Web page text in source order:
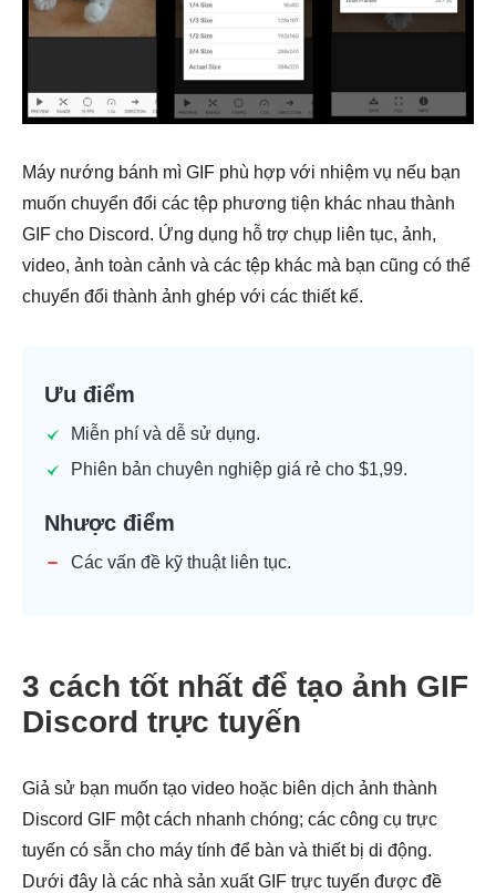
Máy nướng bánh mì GIF phù hợp với nhiệm vụ nếu bạn
muốn chuyển đổi các tệp phương tiện khác nhau thành
GIF cho Discord. Ứng dụng hỗ trợ chụp liên tục, ảnh,
video, ảnh toàn cảnh và các tệp khác mà bạn cũng có thể
chuyển đổi thành ảnh ghép với các thiết kế.
Ưu điểm
Miễn phí và dễ sử dụng.
Phiên bản chuyên nghiệp giá rẻ cho $1,99.
Nhược điểm
Các vấn đề kỹ thuật liên tục.
3 cách tốt nhất để tạo ảnh GIF
Discord trực tuyến
Giả sử bạn muốn tạo video hoặc biên dịch ảnh thành
Discord GIF một cách nhanh chóng; các công cụ trực
tuyến có sẵn cho máy tính để bàn và thiết bị di động.
Dưới đây là các nhà sản xuất GIF trực tuyến được đề